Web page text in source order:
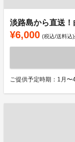
淡路島から直送
¥6,000 (税込/送料込)
ご提供予定時期：1月〜